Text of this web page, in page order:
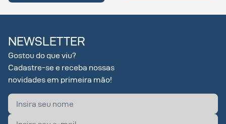
NEWSLETTER
Gostou do que viu?
Cadastre-se e receba nossas
novidades em primeira mão!